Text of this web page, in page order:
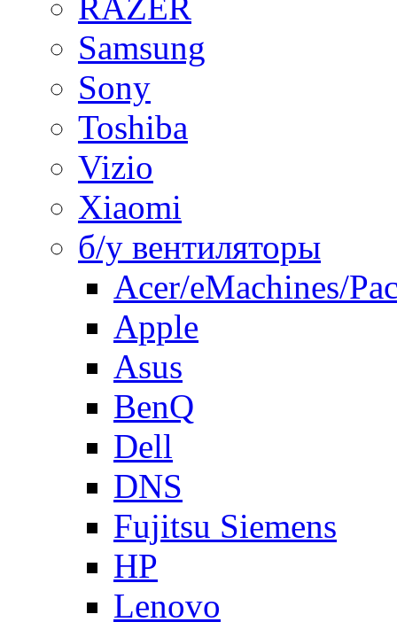
Samsung
Sony
Toshiba
Vizio
Xiaomi
б/у вентиляторы
Acer/eMachines/
Apple
Asus
BenQ
Dell
DNS
Fujitsu Siemens
HP
Lenovo